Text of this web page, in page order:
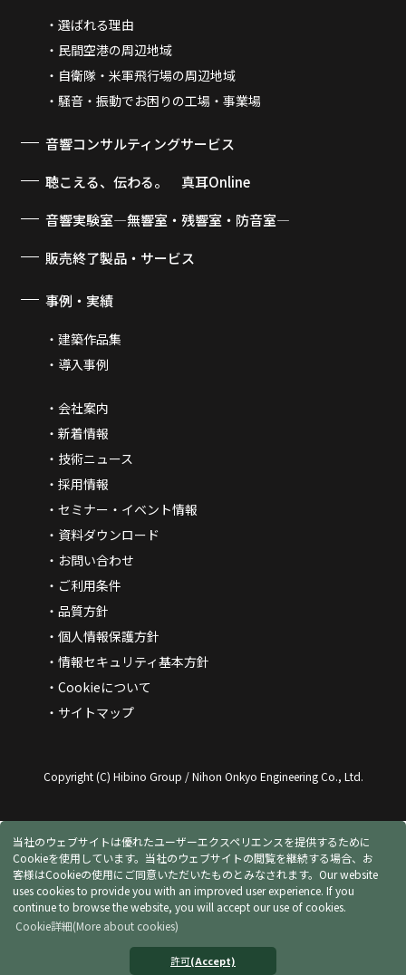
当社のウェブサイトは優れたユーザーエクスペリエンスを提供するために
Cookieを使用しています。当社のウェブサイトの閲覧を継続する場合、お
客様はCookieの使用にご同意いただいたものとみなされます。 Our website
uses cookies to provide you with an improved user experience. If you
continue to browse the website, you will accept our use of cookies.
Cookie詳細(More about cookies)
許可(Accept)
選ばれる理由
民間空港の周辺地域
自衛隊・米軍飛行場の周辺地域
騒音・振動でお困りの工場・事業場
音響コンサルティングサービス
聴こえる、伝わる。 真耳Online
音響実験室―無響室・残響室・防音室―
販売終了製品・サービス
事例・実績
建築作品集
導入事例
会社案内
新着情報
技術ニュース
採用情報
セミナー・イベント情報
資料ダウンロード
お問い合わせ
ご利用条件
品質方針
個人情報保護方針
情報セキュリティ基本方針
Cookieについて
サイトマップ
Copyright (C) Hibino Group / Nihon Onkyo Engineering Co., Ltd.